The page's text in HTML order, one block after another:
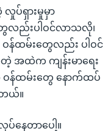
ပ်ရှားမှုမှာ
လည်းပါဝင်လာသလို၊
ဝန်ထမ်းတွေလည်း ပါဝင်
အထဲက ကျန်းမာရေး
ဝန်ထမ်းတွေ နောက်ထပ်
တယ်။
နေတာပေါ့။